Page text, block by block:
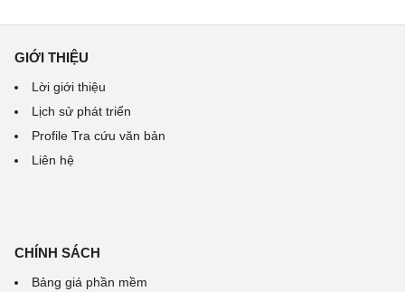
GIỚI THIỆU
Lời giới thiệu
Lịch sử phát triển
Profile Tra cứu văn bản
Liên hệ
CHÍNH SÁCH
Bảng giá phần mềm